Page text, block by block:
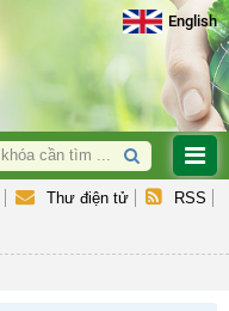
English
Thư điện tử RSS